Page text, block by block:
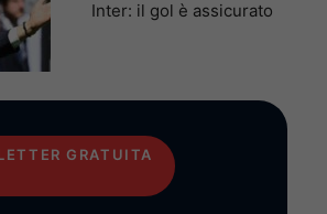
Inter: il gol è assicurato
GRATUITA